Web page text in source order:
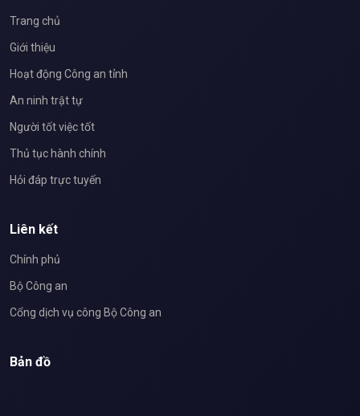
Trang chủ
Giới thiệu
Hoạt động Công an tỉnh
An ninh trật tự
Người tốt việc tốt
Thủ tục hành chính
Hỏi đáp trực tuyến
Liên kết
Chính phủ
Bộ Công an
Cổng dịch vụ công Bộ Công an
Bản đồ